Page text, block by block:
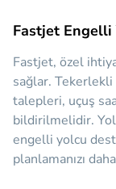
Fastjet
Fastjet, özel
sağlar.
talepleri, uçuş
bildirilmelidir.
engelli yolcu
planlamanızı